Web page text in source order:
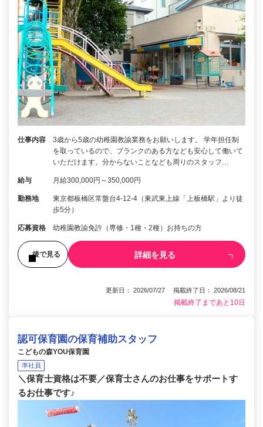
仕事内容
3歳から5歳の幼稚園教諭業務をお願いします。 学年担任制
を取っているので、ブランクのある方なども安心して働いて
いただけます。分からないことなども周りのスタッフ…
給与 月給300,000円～350,000円
勤務地
東京都板橋区常盤台4-12-4（東武東上線「上板橋駅」より徒
歩5分）
応募資格 幼稚園教諭免許（専修・1種・2種）お持ちの方
後で見る 詳細を見る
更新日： 2026/07/27 掲載終了日： 2026/08/21
掲載終了まであと10日
認可保育園の保育補助スタッフ
こどもの森YOU保育園
準社員
＼保育士資格は不要／保育士さんのお仕事をサポートす
るお仕事です♪